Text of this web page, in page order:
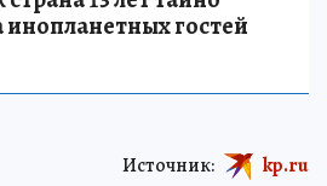
инопланетных гостей
Источник: kp.ru